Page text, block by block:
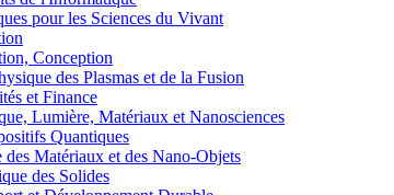
pour les Sciences du Vivant
Conception
des Plasmas et de la Fusion
et Finance
Lumière, Matériaux et Nanosciences
Quantiques
Matériaux et des Nano-Objets
des Solides